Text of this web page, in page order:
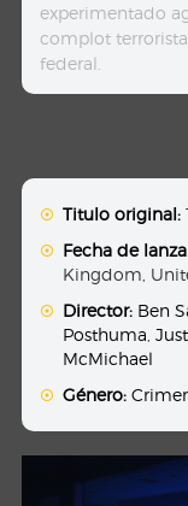
experimentado
complot
federal.
Titulo original:
Fecha de
Kingdom,
Director: Ben
Posthuma,
McMichael
Género: